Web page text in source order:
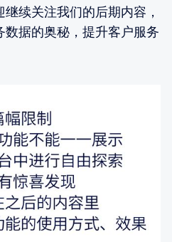
续关注我们的后期内容，
据的奥秘，提升客户服务